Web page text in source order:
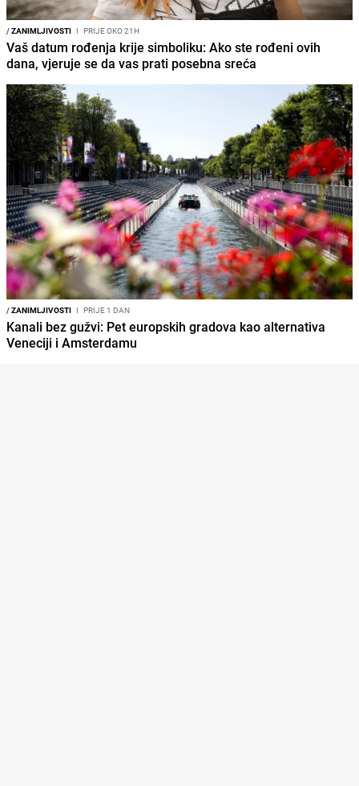
/ZANIMLJIVOSTI I PRIJE OKO 21H
Vaš datum rođenja krije simboliku: Ako ste rođeni ovih
dana, vjeruje se da vas prati posebna sreća
/ZANIMLJIVOSTI I PRIJE 1 DAN
Kanali bez gužvi: Pet europskih gradova kao alternativa
Veneciji i Amsterdamu